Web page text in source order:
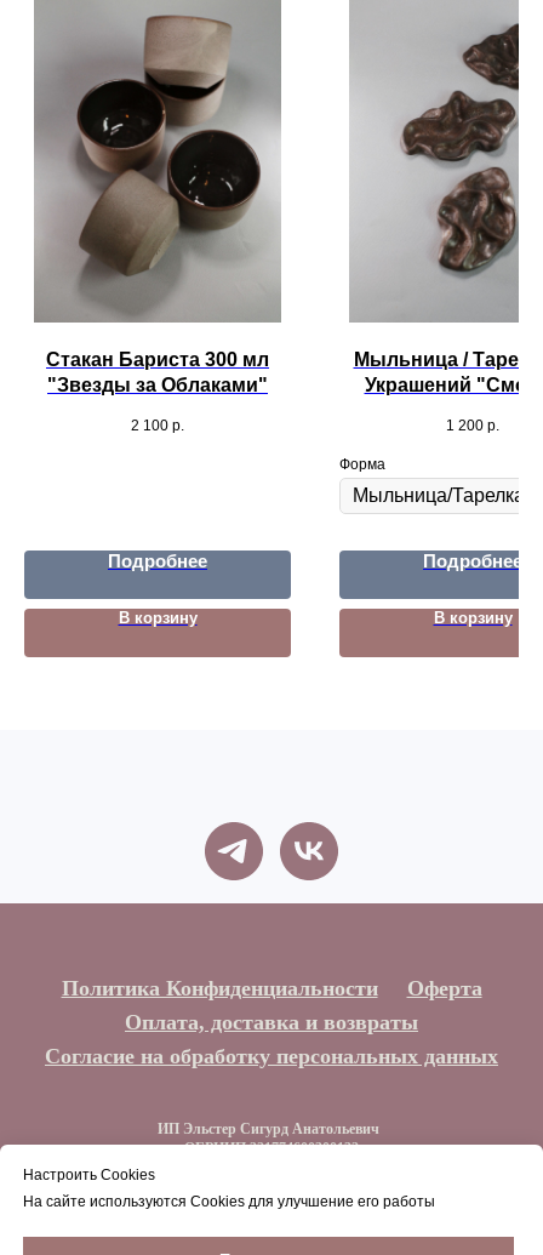
Настроить Cookies
На сайте используются Cookies для улучшение его работы
Стакан Бариста 300 мл
"Звезды за Облаками"
2 100 р.
Подробнее
В корзину
Мыльница /
Украшений
1 200 р.
Форма
Подробнее
В корзину
Политика Конфиденциальности
Оферта
Оплата, доставка и возвраты
Согласие на обработку персональных данных
ИП Эльстер Сигурд Анатольевич
ОГРНИП 321774600300132
Наверх